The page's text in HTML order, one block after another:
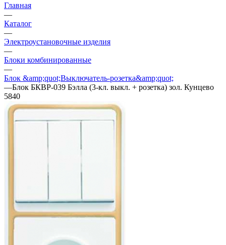
Главная
—
Каталог
—
Электроустановочные изделия
—
Блоки комбинированные
—
Блок &amp;quot;Выключатель-розетка&amp;quot;
—Блок БКВР-039 Бэлла (3-кл. выкл. + розетка) зол. Кунцево
5840